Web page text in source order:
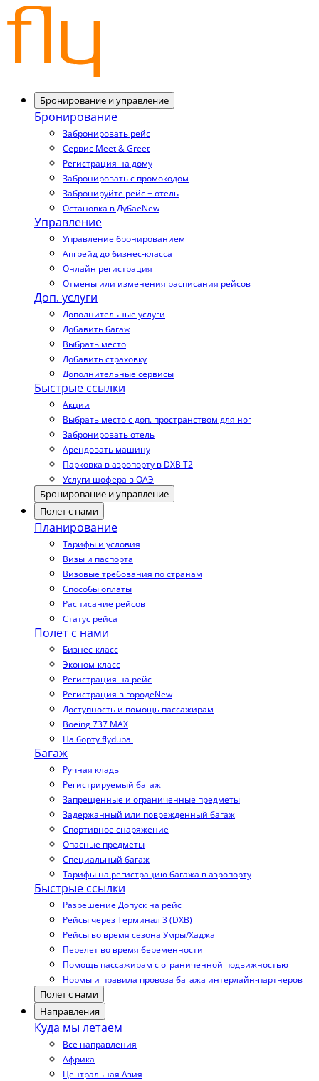
Бронирование и управление
Бронирование
Забронировать рейс
Сервис Meet & Greet
Регистрация на дому
Забронировать с промокодом
Забронируйте рейс + отель
Остановка в ДубаеNew
Управление
Управление бронированием
Апгрейд до бизнес-класса
Онлайн регистрация
Отмены или изменения расписания рейсов
Доп. услуги
Дополнительные услуги
Добавить багаж
Выбрать место
Добавить страховку
Дополнительные сервисы
Быстрые ссылки
Акции
Выбрать место с доп. пространством для ног
Забронировать отель
Арендовать машину
Парковка в аэропорту в DXB T2
Услуги шофера в ОАЭ
Бронирование и управление
Полет с нами
Планирование
Тарифы и условия
Визы и паспорта
Визовые требования по странам
Способы оплаты
Расписание рейсов
Статус рейса
Полет с нами
Бизнес-класс
Эконом-класс
Регистрация на рейс
Регистрация в городеNew
Доступность и помощь пассажирам
Boeing 737 MAX
На борту flydubai
Багаж
Ручная кладь
Регистрируемый багаж
Запрещенные и ограниченные предметы
Задержанный или поврежденный багаж
Спортивное снаряжение
Опасные предметы
Специальный багаж
Тарифы на регистрацию багажа в аэропорту
Быстрые ссылки
Разрешение Допуск на рейс
Рейсы через Терминал 3 (DXB)
Рейсы во время сезона Умры/Хаджа
Перелет во время беременности
Помощь пассажирам с ограниченной подвижностью
Нормы и правила провоза багажа интерлайн-партнеров
Полет с нами
Направления
Куда мы летаем
Все направления
Африка
Центральная Азия